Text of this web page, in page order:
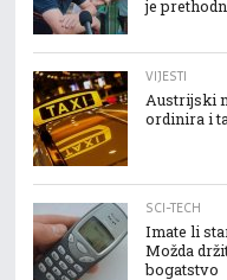
je
VIJESTI
Austrijski
ordinira i
SCI-TECH
Imate li
Možda
bogatstvo